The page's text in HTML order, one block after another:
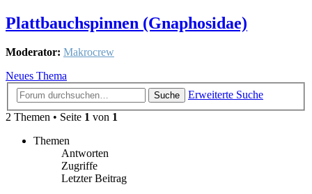
Plattbauchspinnen (Gnaphosidae)
Moderator: Makrocrew
Neues Thema
Suche
Erweiterte Suche
2 Themen • Seite 1 von 1
Themen
Antworten
Zugriffe
Letzter Beitrag